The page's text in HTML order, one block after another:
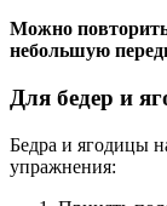
Можно повторить
небольшую
Для бедер и
Бедра и ягодицы
упражнения: